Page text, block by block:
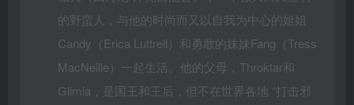
的野蛮人，与他的时尚而又以自我为中心的姐姐
Candy（Erica Luttrell）和勇敢的妹妹Fang（Tress
MacNeille）一起生活。他的父母，Throktar和
Glimia，是国王和王后，但不在世界各地 “打击邪